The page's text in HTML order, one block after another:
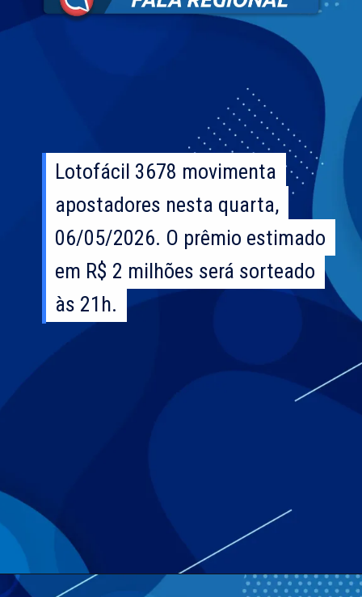
Lotofácil 3678 movimenta
apostadores nesta quarta,
06/05/2026. O prêmio estimado
em R$ 2 milhões será sorteado
às 21h.
Lotofácil 3678 movimenta
apostadores nesta quarta,
06/05/2026. O prêmio estimado
em R$ 2 milhões será sorteado
às 21h.